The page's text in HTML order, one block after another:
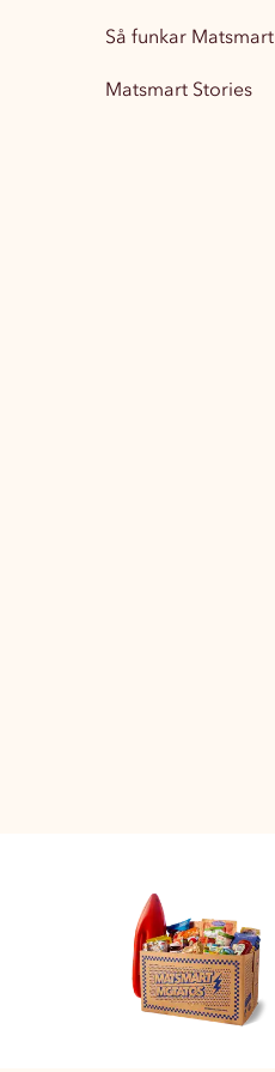
Så funkar Matsmart
Matsmart Stories